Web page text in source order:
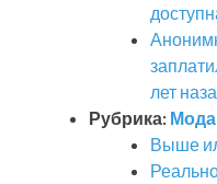
лет
Рубрика: Мода
Выше